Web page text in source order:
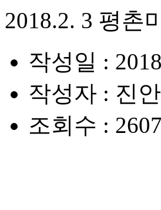
2018.2. 3 평촌
작성일 :
작성자 : 진
조회수 : 2607